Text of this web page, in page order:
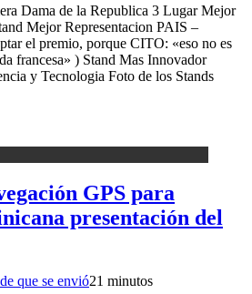
Dama de la Republica 3 Lugar Mejor
Mejor Representacion PAIS –
el premio, porque CITO: «eso no es
francesa» ) Stand Mas Innovador
y Tecnologia Foto de los Stands
GPS para
presentación del
que se envió21 minutos